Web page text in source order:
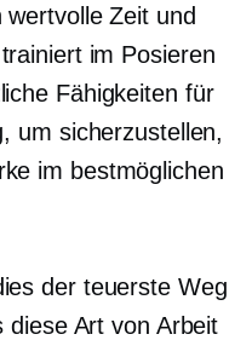
Zeit und
im Posieren
Fähigkeiten für
um sicherzustellen,
im bestmöglichen
der teuerste Weg
diese Art von Arbeit